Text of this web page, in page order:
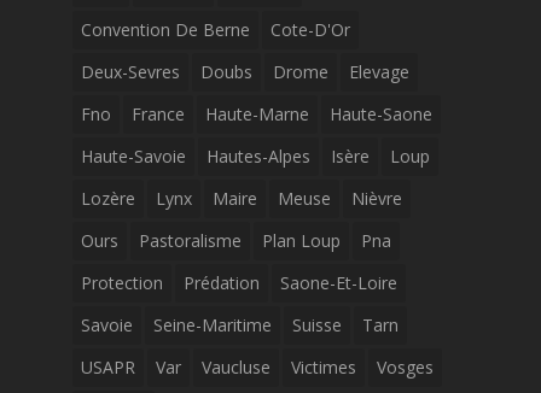
Convention De Berne
Cote-D'Or
Deux-Sevres
Doubs Drome
Elevage
Fno
France Haute-Marne
Haute-Saone
Haute-Savoie
Hautes-Alpes Isère
Loup
Lozère
Lynx Maire Meuse
Nièvre
Ours
Pastoralisme Plan Loup
Pna
Protection
Prédation
Saone-Et-Loire
Savoie
Seine-Maritime Suisse
Tarn
USAPR
Var Vaucluse Victimes Vosges